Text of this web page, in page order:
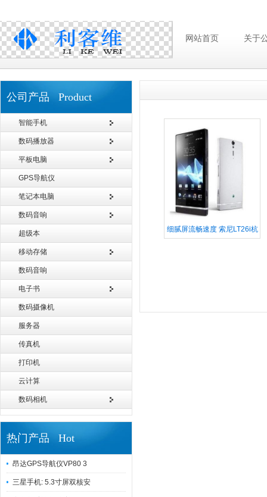
网站首页 关于
公司产品 Product
智能手机
数码播放器
平板电脑
GPS导航仪
笔记本电脑
数码音响
超级本
移动存储
数码音响
电子书
数码摄像机
服务器
传真机
打印机
云计算
数码相机
热门产品 Hot
昂达GPS导航仪VP80 3
三星手机: 5.3寸屏双核安
细腻屏流畅速度 索尼LT26i杭